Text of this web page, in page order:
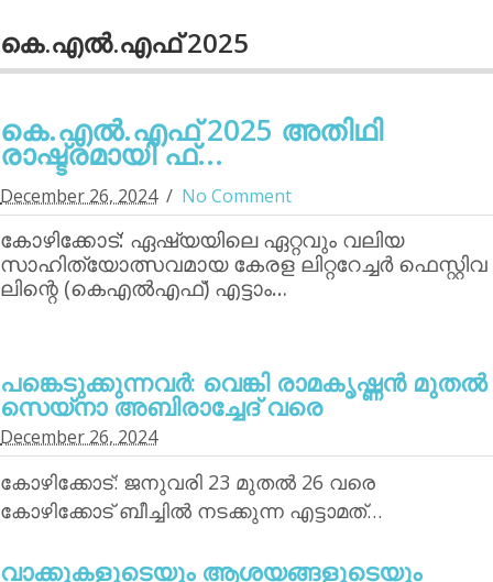
കെ.എല്‍.എഫ് 2025
കെ.എല്‍.എഫ് 2025 അതിഥി
രാഷ്ട്രമായി ഫ്...
December 26, 2024 No Comment
കോഴിക്കോട്: ഏഷ്യയിലെ ഏറ്റവും വലിയ
സാഹിത്യോത്സവമായ കേരള ലിറ്ററേച്ചര്‍ ഫെസ്റ്റിവ
ലിന്റെ (കെഎല്‍എഫ്) എട്ടാം…
പങ്കെടുക്കുന്നവര്‍: വെങ്കി രാമകൃഷ്ണന്‍ മുതല്‍
സെയ്‌നാ അബിരാച്ചേദ് വരെ
December 26, 2024
കോഴിക്കോട്: ജനുവരി 23 മുതല്‍ 26 വരെ
കോഴിക്കോട് ബീച്ചില്‍ നടക്കുന്ന എട്ടാമത്…
വാക്കുകളുടെയും ആശയങ്ങളുടെയും